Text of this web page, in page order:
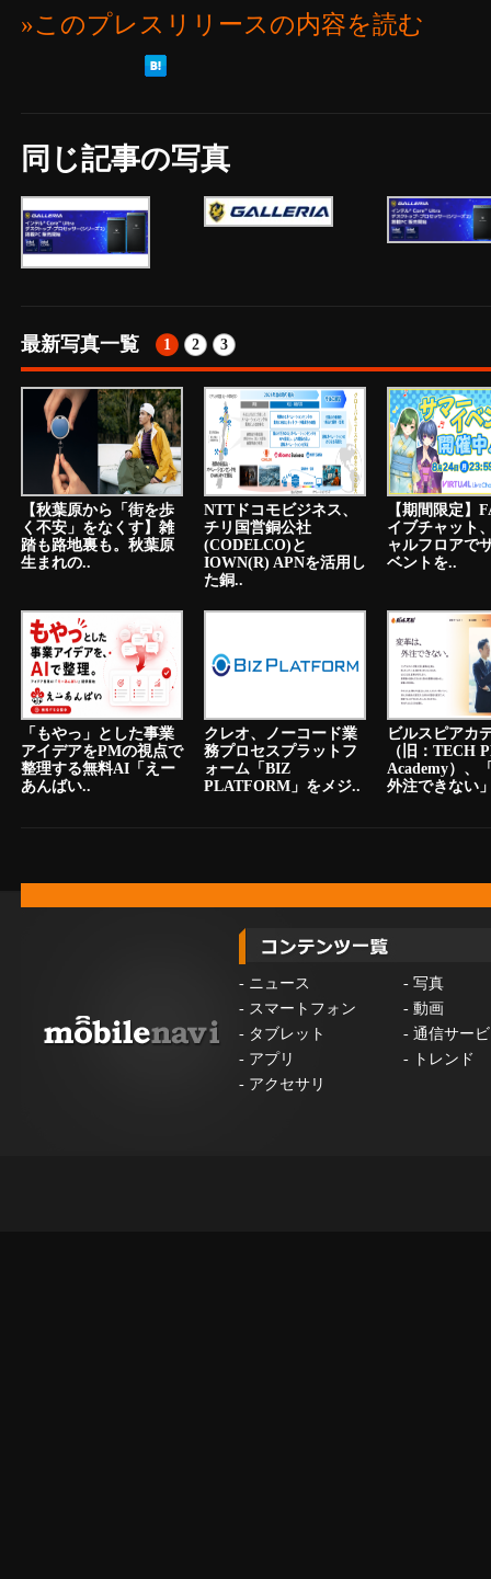
»このプレスリリースの内容を読む
同じ記事の写真
最新写真一覧 1 2 3
【秋葉原から「街を歩
く不安」をなくす】雑
踏も路地裏も。秋葉原
生まれの..
NTTドコモビジネス、
チリ国営銅公社
(CODELCO)と
IOWN(R) APNを活用し
た銅..
【期間限定】
イブチャット
ャルフロアで
ベントを..
「もやっ」とした事業
アイデアをPMの視点で
整理する無料AI「えー
あんばい..
クレオ、ノーコード業
務プロセスプラットフ
ォーム「BIZ
PLATFORM」をメジ..
ビルスピアカ
（旧：TECH
Academy）、
外注できない
- ニュース - 写真
- スマートフォン - 動画
- タブレット - 通信サー
- アプリ -
トレンド
- アクセサリ